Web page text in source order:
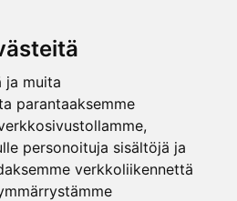
ja muita
parantaaksemme
personoituja sisältöjä ja
verkkoliikennettä